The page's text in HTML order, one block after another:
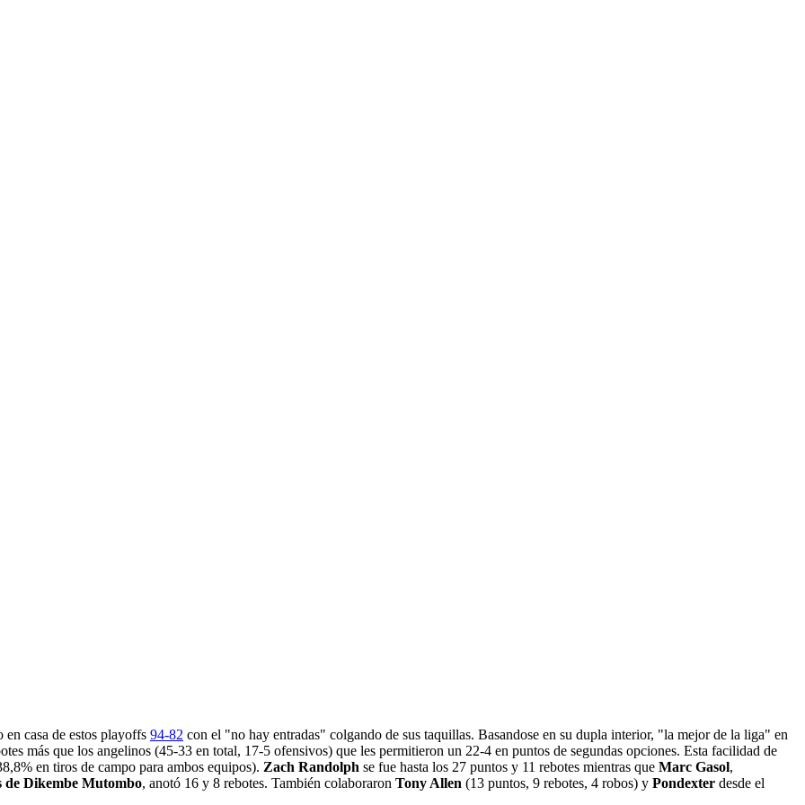
casa de estos playoffs 94-82 con el "no hay entradas" colgando de sus taquillas. Basandose en su dupla interior, "la mejor de la liga" en
más que los angelinos (45-33 en total, 17-5 ofensivos) que les permitieron un 22-4 en puntos de segundas opciones. Esta facilidad de
en tiros de campo para ambos equipos). Zach Randolph se fue hasta los 27 puntos y 11 rebotes mientras que Marc Gasol,
de Dikembe Mutombo, anotó 16 y 8 rebotes. También colaboraron Tony Allen (13 puntos, 9 rebotes, 4 robos) y Pondexter desde el